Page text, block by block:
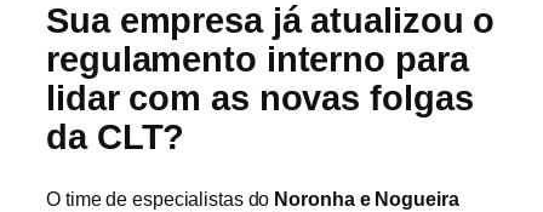
Sua empresa já atualizou o
regulamento interno para
lidar com as novas folgas
da CLT?
O time de especialistas do Noronha e Nogueira